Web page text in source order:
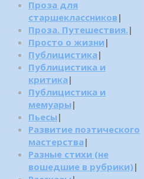
Проза для
старшеклассников |
Проза. Путешествия. |
Просто о жизни |
Публицистика |
Публицистика и
критика |
Публицистика и
мемуары |
Пьесы |
Развитие поэтического
мастерства |
Разные стихи (не
вошедшие в рубрики) |